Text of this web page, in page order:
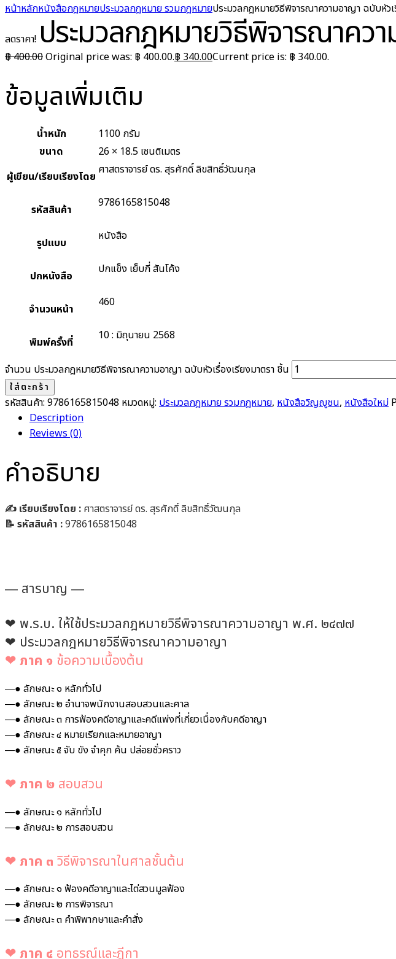
หน้าหลักหนังสือกฎหมายประมวลกฎหมาย รวมกฎหมายประมวลกฎหมายวิธีพิจารณาความอาญา ฉบับหัวเ
ลดราคา! ประมวลกฎหมายวิธีพิจารณาคว
฿400.00Original price was: ฿ 400.00.฿ 340.00Current price is: ฿ 340.00.
ข้อมูลเพิ่มเติม
น้ำหนัก
1100 กรัม
ขนาด
26 × 18.5 เซนติเมตร
ผู้เขียน/เรียบเรียงโดย ศาสตราจารย์ ดร. สุรศักดิ์ ลิขสิทธิ์วัฒนกุล
รหัสสินค้า 9786165815048
รูปแบบ หนังสือ
ปกหนังสือ ปกแข็ง เย็บกี่ สันโค้ง
จำนวนหน้า 460
พิมพ์ครั้งที่ 10 : มิถุนายน 2568
จำนวน ประมวลกฎหมายวิธีพิจารณาความอาญา ฉบับหัวเรื่องเรียงมาตรา ชิ้น
ใส่ตะกร้า
รหัสสินค้า: 9786165815048 หมวดหมู่: ประมวลกฎหมาย รวมกฎหมาย, หนังสือวิญญูชน, หนังสือใหม่
Description
Reviews (0)
คำอธิบาย
✍️ เรียบเรียงโดย : ศาสตราจารย์ ดร. สุรศักดิ์ลิขสิทธิ์วัฒนกุล
📝 รหัสสินค้า :9786165815048
― สารบาญ ―
❤︎ พ.ร.บ. ให้ใช้ประมวลกฎหมายวิธีพิจารณาความอาญา พ.ศ. ๒๔๗๗
❤︎ ประมวลกฎหมายวิธีพิจารณาความอาญา
❤︎ ภาค ๑ ข้อความเบื้องต้น
―● ลักษณะ ๑ หลักทั่วไป
―● ลักษณะ ๒ อำนาจพนักงานสอบสวนและศาล
―● ลักษณะ ๓ การฟ้องคดีอาญาและคดีแพ่งที่เกี่ยวเนื่องกับคดีอาญา
―● ลักษณะ ๔ หมายเรียกและหมายอาญา
―● ลักษณะ ๕ จับ ขัง จำคุก ค้น ปล่อยชั่วคราว
❤︎ภาค ๒ สอบสวน
―● ลักษณะ ๑ หลักทั่วไป
―● ลักษณะ ๒ การสอบสวน
❤︎ภาค ๓ วิธีพิจารณาในศาลชั้นต้น
―● ลักษณะ ๑ ฟ้องคดีอาญาและไต่สวนมูลฟ้อง
―● ลักษณะ ๒ การพิจารณา
―● ลักษณะ ๓ คำพิพากษาและคำสั่ง
❤︎ภาค ๔ อุทธรณ์และฎีกา